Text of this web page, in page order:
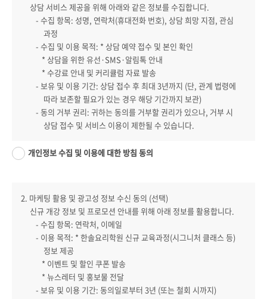
상담 서비스 제공을 위해 아래와 같은 정보를 수집합니다.
- 수집 항목: 성명, 연락처(휴대전화 번호), 상담 희망 지점, 관심
과정
- 수집 및 이용 목적: * 상담 예약 접수 및 본인 확인
* 상담을 위한 유선·SMS·알림톡 안내
* 수강료 안내 및 커리큘럼 자료 발송
- 보유 및 이용 기간: 상담 접수 후 최대 3년까지 (단, 관계 법령에
따라 보존할 필요가 있는 경우 해당 기간까지 보관)
- 동의 거부 권리: 귀하는 동의를 거부할 권리가 있으나, 거부 시
상담 접수 및 서비스 이용이 제한될 수 있습니다.
개인정보 수집 및 이용에 대한 방침 동의
2. 마케팅 활용 및 광고성 정보 수신 동의 (선택)
신규 개강 정보 및 프로모션 안내를 위해 아래 정보를 활용합니다.
- 수집 항목: 연락처, 이메일
- 이용 목적: * 한솔요리학원 신규 교육과정(시그니처 클래스 등)
정보 제공
* 이벤트 및 할인 쿠폰 발송
* 뉴스레터 및 홍보물 전달
- 보유 및 이용 기간: 동의일로부터 3년 (또는 철회 시까지)